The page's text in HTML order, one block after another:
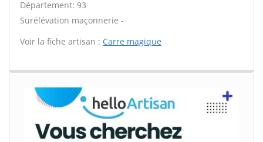
Département: 93
Surélévation maçonnerie -
Voir la fiche artisan : Carre magique